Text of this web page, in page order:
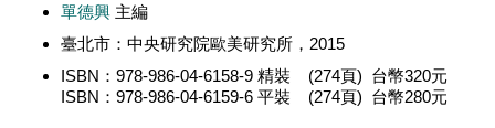
單德興主編
臺北市：中央研究院歐美研究所，2015
ISBN：978-986-04-6158-9 精裝 (274頁) 台幣320元
ISBN：978-986-04-6159-6 平裝 (274頁) 台幣280元